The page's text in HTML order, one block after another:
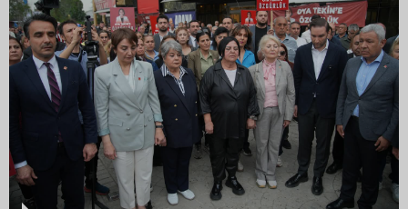
Adana’da Huzur ve Güven uygulaması: 62 aranan
şahıs yakalandı
Adana’da kahvehaneye silahlı saldırı: 3 kişi
yaralandı
Çukurova Üniversitesi’nde Ar-Ge ve sanayi iş
birliği görüşüldü